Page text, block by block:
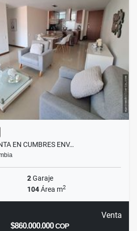
EN CUMBRES ENV…
2Garaje
104Área m2
Venta
$860.000.000COP